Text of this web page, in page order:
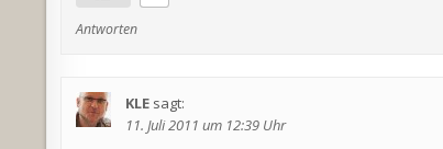
Antworten
KLE sagt:
11. Juli 2011 um 12:39 Uhr